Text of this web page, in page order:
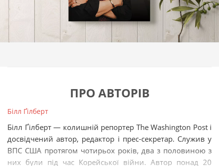
ПРО АВТОРІВ
Білл Ґілберт
Білл Ґілберт — колишній репортер The Washington Post і
досвідчений автор, редактор і прес-секретар. Служив у
ВПС США протягом чотирьох років, два з половиною з
них були під час Корейської війни. Автор понад 20